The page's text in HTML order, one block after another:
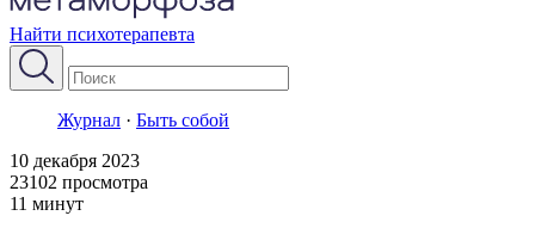
Найти психотерапевта
Журнал · Быть собой
10 декабря 2023
23102 просмотра
11 минут